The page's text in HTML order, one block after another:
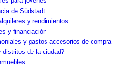
de Südstadt
y rendimientos
y financiación
y gastos accesorios de compra
distritos de la ciudad?